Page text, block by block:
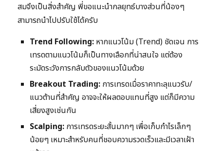
สมจึงเป็นสิ่งสำคัญ พี่ขอแนะนำกลยุทธ์บางส่วนที่น้องๆ
สามารถนำไปปรับใช้ได้ครับ
Trend Following: หากแนวโน้ม (Trend) ชัดเจน การ
เทรดตามแนวโน้มก็เป็นทางเลือกที่น่าสนใจ แต่ต้อง
ระมัดระวังการกลับตัวของแนวโน้มด้วย
Breakout Trading: การเทรดเมื่อราคาทะลุแนวรับ/
แนวต้านที่สำคัญ อาจจะให้ผลตอบแทนที่สูง แต่ก็มีความ
เสี่ยงสูงเช่นกัน
Scalping: การเทรดระยะสั้นมากๆ เพื่อเก็บกำไรเล็กๆ
น้อยๆ เหมาะสำหรับคนที่ชอบความรวดเร็วและมีเวลาเฝ้า